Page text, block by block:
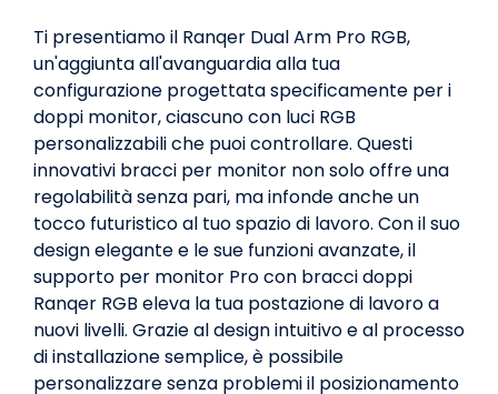
Ti presentiamo il Ranqer Dual Arm Pro RGB,
un'aggiunta all'avanguardia alla tua
configurazione progettata specificamente per i
doppi monitor, ciascuno con luci RGB
personalizzabili che puoi controllare. Questi
innovativi bracci per monitor non solo offre una
regolabilità senza pari, ma infonde anche un
tocco futuristico al tuo spazio di lavoro. Con il suo
design elegante e le sue funzioni avanzate, il
supporto per monitor Pro con bracci doppi
Ranqer RGB eleva la tua postazione di lavoro a
nuovi livelli. Grazie al design intuitivo e al processo
di installazione semplice, è possibile
personalizzare senza problemi il posizionamento